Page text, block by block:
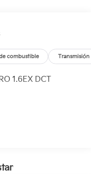
combustible Transmisión
1.6EX DCT